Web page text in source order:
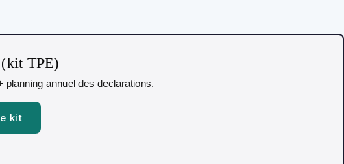
TPE)
annuel des declarations.
kit